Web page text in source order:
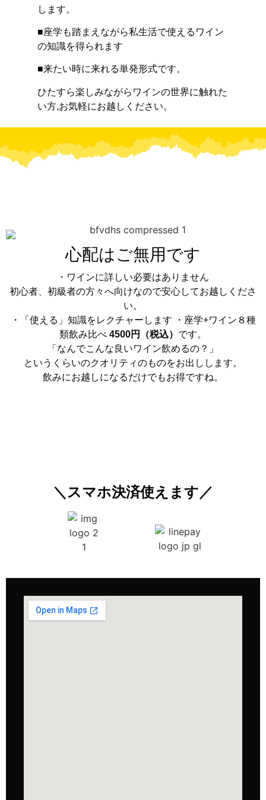
します。
■座学も踏まえながら私生活で使えるワイン
の知識を得られます
■来たい時に来れる単発形式です。
ひたすら楽しみながらワインの世界に触れた
い方,お気軽にお越しください。
心配はご無用です
・ワインに詳しい必要はありません
初心者、初級者の方々へ向けなので安心してお越しくださ
い。
・「使える」知識をレクチャーします ・座学+ワイン８種
類飲み比べ 4500円（税込） です。
「なんでこんな良いワイン飲めるの？」
というくらいのクオリティのものをお出しします。
飲みにお越しになるだけでもお得ですね。
＼スマホ決済使えます／